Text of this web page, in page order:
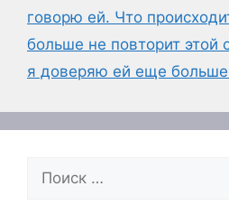
говорю ей. Что
больше не повторит этой
я доверяю ей еще
Поиск: